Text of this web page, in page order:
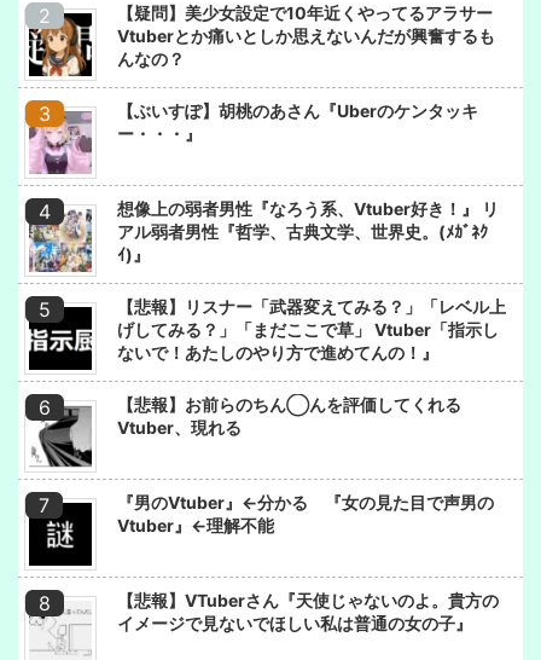
【疑問】美少女設定で10年近くやってるアラサー
Vtuberとか痛いとしか思えないんだが興奮するも
んなの？
【ぶいすぽ】胡桃のあさん『Uberのケンタッキ
ー・・・』
想像上の弱者男性『なろう系、Vtuber好き！』 リ
アル弱者男性『哲学、古典文学、世界史。(ﾒｶﾞﾈｸ
ｲ)』
【悲報】リスナー「武器変えてみる？」「レベル上
げしてみる？」「まだここで草」 Vtuber「指示し
ないで！あたしのやり方で進めてんの！』
【悲報】お前らのちん◯んを評価してくれる
Vtuber、現れる
『男のVtuber』←分かる 『女の見た目で声男の
Vtuber』←理解不能
【悲報】VTuberさん『天使じゃないのよ。貴方の
イメージで見ないでほしい私は普通の女の子』